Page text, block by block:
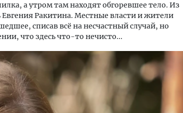
а утром там находят обгоревшее тело. Из
Ракитина. Местные власти и жители
списав всё на несчастный случай, но
что здесь что-то нечисто...